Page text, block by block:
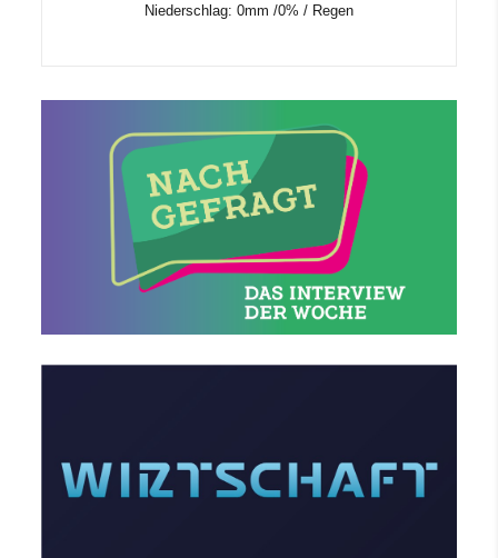
Niederschlag: 0mm /0% / Regen